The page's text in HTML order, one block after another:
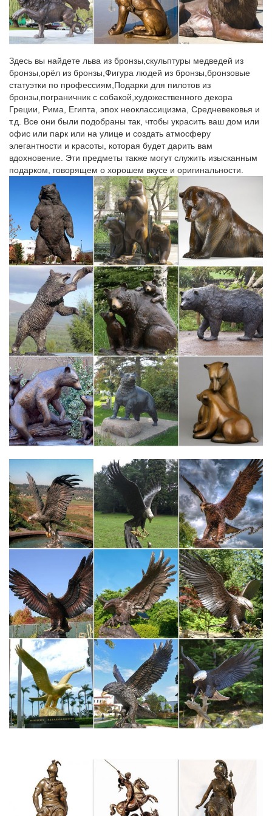
купить статуэтки собак можно по разным поводам, главное,
что сделать это теперь можно быстро и…
Фигурки и статуэтки Собак купить – символ 2018 года
Фигурки и статуэтки Собаки символ 2018 года купить в Москве
с доставкой по всей России и самовывозом из магазина
Decores Flores.Товары для дома и автомобиля. Цветы
искусственные. Фигурки для декора.
Статуэтки и фигурки собачек — купить в интернет-магазине…
Статуэтка собаки в доме может появиться не только потому,
что вы коллекционер. Но и потому, что фигурки собак – это
талисманы и обереги. Считается, что собака – это символ
храбрости, верности и преданности.
Статуэтки собак в интернет-магазине Для Тебя
Прихватки и фартуки. Ароматы для дома. Ароматические
свечи. Саше арома.Собака – символ 2018. Цветы.Статуэтка
напольная с часами "Собака Сэр Джон".
Здесь вы найдете льва из бронзы,скульптуры медведей из
бронзы,орёл из бронзы,Фигура людей из бронзы,бронзовые
статуэтки по профессиям,Подарки для пилотов из
бронзы,пограничник с собакой,художественного декора
Греции, Рима, Египта, эпох неоклассицизма, Средневековья и
т.д. Все они были подобраны так, чтобы украсить ваш дом или
офис или парк или на улице и создать атмосферу
элегантности и красоты, которая будет дарить вам
вдохновение. Эти предметы также могут служить изысканным
подарком, говорящем о хорошем вкусе и оригинальности.